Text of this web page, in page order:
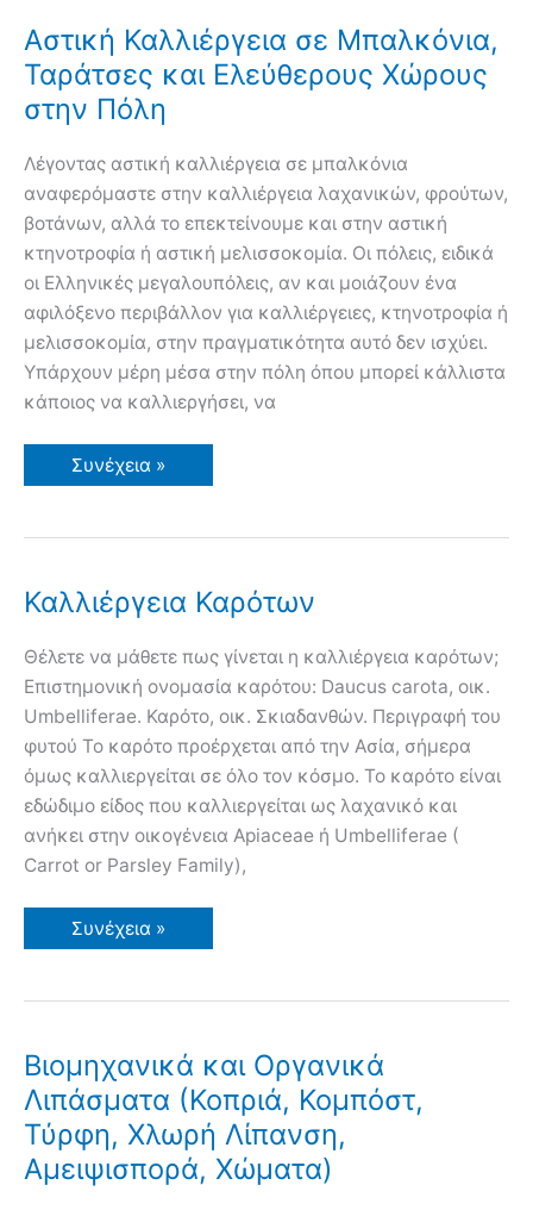
Αστική Καλλιέργεια σε Μπαλκόνια,
Ταράτσες και Ελεύθερους Χώρους
στην Πόλη
Λέγοντας αστική καλλιέργεια σε μπαλκόνια
αναφερόμαστε στην καλλιέργεια λαχανικών, φρούτων,
βοτάνων, αλλά το επεκτείνουμε και στην αστική
κτηνοτροφία ή αστική μελισσοκομία. Οι πόλεις, ειδικά
οι Ελληνικές μεγαλουπόλεις, αν και μοιάζουν ένα
αφιλόξενο περιβάλλον για καλλιέργειες, κτηνοτροφία ή
μελισσοκομία, στην πραγματικότητα αυτό δεν ισχύει.
Υπάρχουν μέρη μέσα στην πόλη όπου μπορεί κάλλιστα
κάποιος να καλλιεργήσει, να
Αστική
Καλλιέργεια
Ταράτσες
Χώρους
στην
Συνέχεια »
Καλλιέργεια Καρότων
Θέλετε να μάθετε πως γίνεται η καλλιέργεια καρότων;
Επιστημονική ονομασία καρότου: Daucus carota, οικ.
Umbelliferae. Καρότο, οικ. Σκιαδανθών. Περιγραφή του
φυτού Το καρότο προέρχεται από την Ασία, σήμερα
όμως καλλιεργείται σε όλο τον κόσμο. Το καρότο είναι
εδώδιμο είδος που καλλιεργείται ως λαχανικό και
ανήκει στην οικογένεια Apiaceae ή Umbelliferae (
Carrot or Parsley Family),
Καλλιέργεια
Καρότων
Συνέχεια »
Βιομηχανικά και Οργανικά
Λιπάσματα (Κοπριά, Κομπόστ,
Τύρφη, Χλωρή Λίπανση,
Αμειψισπορά, Χώματα)